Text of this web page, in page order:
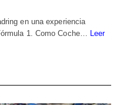
en una experiencia
1. Como Coche… Leer